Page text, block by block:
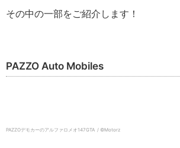
その中の一部をご紹介します！
PAZZO Auto Mobiles
PAZZOデモカーのアルファロメオ147GTA / ©️Motorz